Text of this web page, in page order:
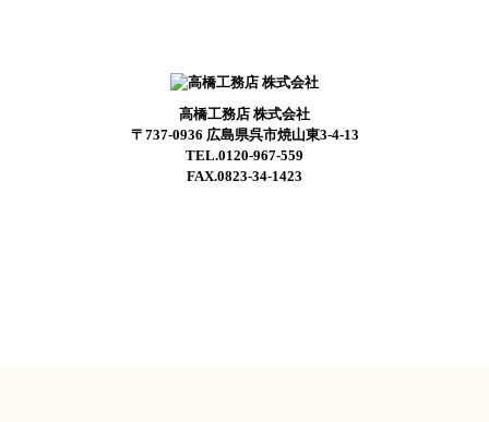
高橋工務店 株式会社
〒737-0936 広島県呉市焼山東3-4-13
TEL.0120-967-559
FAX.0823-34-1423